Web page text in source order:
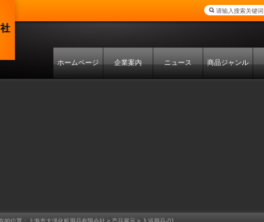
ホームページ 企業案内 ニュース 商品ジャンル